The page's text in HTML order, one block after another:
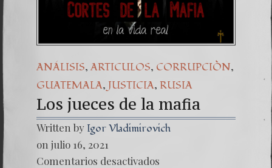
Una señal de
7. NUESTRA
ANÁLISIS, ARTICULOS, CORRUPCIÒN,
GUATEMALA, JUSTICIA, RUSIA
Los jueces de la mafia
Written by Igor Vladimirovich
on julio 16, 2021
Comentarios desactivados